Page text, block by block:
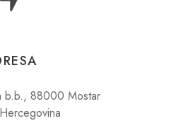
b.b., 88000 Mostar